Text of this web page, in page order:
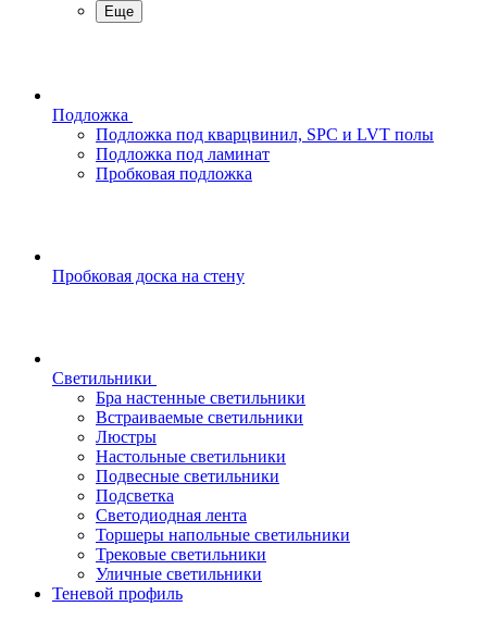
Еще
Подложка
Подложка под кварцвинил, SPC и LVT полы
Подложка под ламинат
Пробковая подложка
Пробковая доска на стену
Светильники
Бра настенные светильники
Встраиваемые светильники
Люстры
Настольные светильники
Подвесные светильники
Подсветка
Светодиодная лента
Торшеры напольные светильники
Трековые светильники
Уличные светильники
Теневой профиль